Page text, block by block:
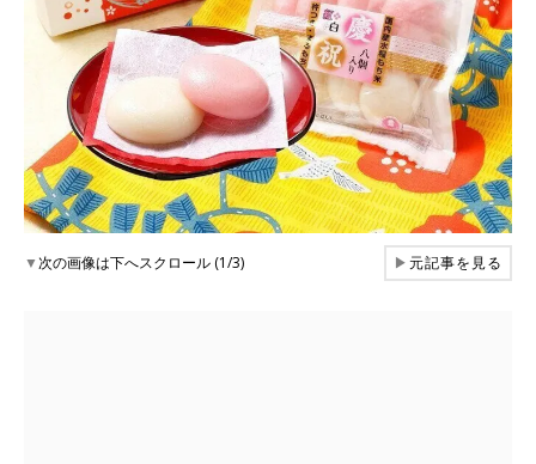
▼次の画像は下へスクロール (1/3) ▶元記事を見る